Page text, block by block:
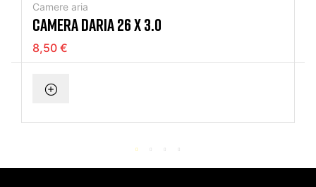
Camere aria
CAMERA DARIA 26 X 3.0
8,50 €